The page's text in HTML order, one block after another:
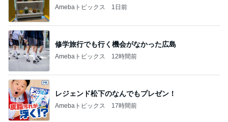
Amebaトピックス 12時間前
レジェンド松下のなんでもプレゼン！
Amebaトピックス 17時間前
すごく思い入れのある大切な木
Amebaトピックス 1日前